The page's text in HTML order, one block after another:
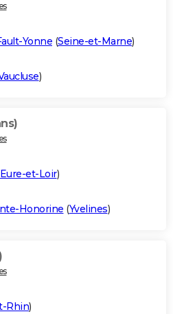
Yonne (Seine-et-Marne)
)
Eure-et-Loir)
Honorine (Yvelines)
Rhin)